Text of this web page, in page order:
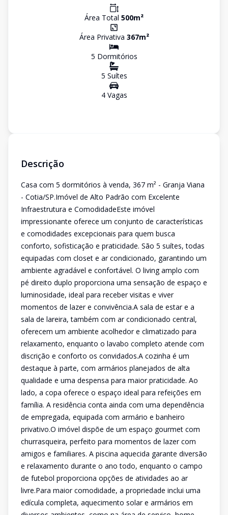
Área Total 500m²
Área Privativa 367m²
5 Dormitórios
5 Suítes
4Vagas
Descrição
Casa com 5 dormitórios à venda, 367 m² - Granja Viana
- Cotia/SP.Imóvel de Alto Padrão com Excelente
Infraestrutura e ComodidadeEste imóvel
impressionante oferece um conjunto de características
e comodidades excepcionais para quem busca
conforto, sofisticação e praticidade. São 5 suítes, todas
equipadas com closet e ar condicionado, garantindo um
ambiente agradável e confortável. O living amplo com
pé direito duplo proporciona uma sensação de espaço e
luminosidade, ideal para receber visitas e viver
momentos de lazer e convivência.A sala de estar e a
sala de lareira, também com ar condicionado central,
oferecem um ambiente acolhedor e climatizado para
relaxamento, enquanto o lavabo completo atende com
discrição e conforto os convidados.A cozinha é um
destaque à parte, com armários planejados de alta
qualidade e uma despensa para maior praticidade. Ao
lado, a copa oferece o espaço ideal para refeições em
família. A residência conta ainda com uma dependência
de empregada, equipada com armário e banheiro
privativo.O imóvel dispõe de um espaço gourmet com
churrasqueira, perfeito para momentos de lazer com
amigos e familiares. A piscina aquecida garante diversão
e relaxamento durante o ano todo, enquanto o campo
de futebol proporciona opções de atividades ao ar
livre.Para maior comodidade, a propriedade inclui uma
edícula completa, aquecimento solar e armários em